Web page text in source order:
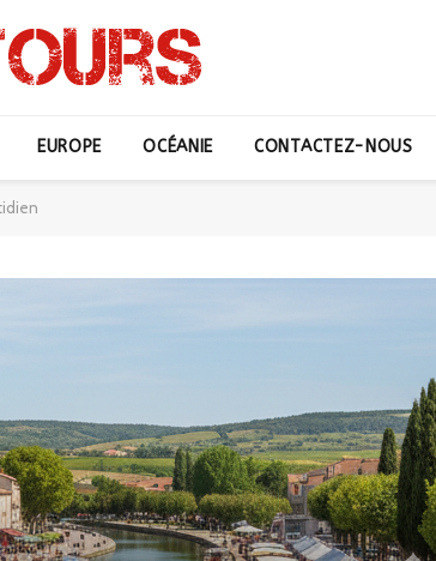
EUROPE OCÉANIE CONTACTEZ-NOUS